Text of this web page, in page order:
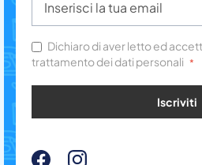
Dichiaro di aver letto ed
trattamento dei dati personali
Iscriviti